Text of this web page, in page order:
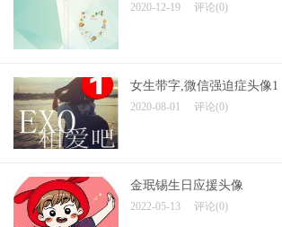
2020-12-19 评论(0)
女生带字,微信强迫症头像1
2020-08-01 评论(0)
金珉锡生日应援头像
2022-05-13 评论(0)